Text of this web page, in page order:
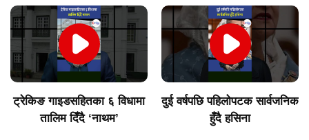
ट्रेकिङ गाइडसहितका ६ विधामा
तालिम दिँदै ‘नाथम’
दुई वर्षपछि पहिलोपटक सार्वजनिक
हुँदै हसिना